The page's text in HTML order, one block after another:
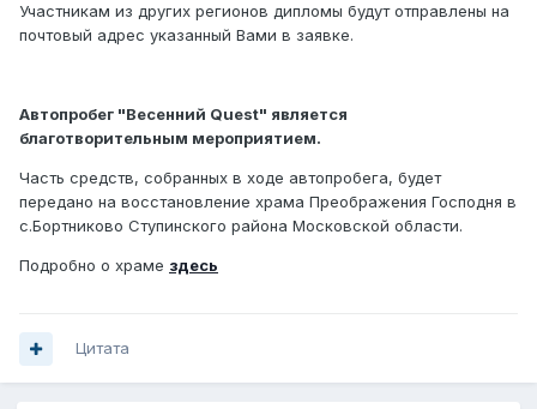
Участникам из других регионов дипломы будут отправлены на
почтовый адрес указанный Вами в заявке.
Автопробег "Весенний Quest" является
благотворительным мероприятием.
Часть средств, собранных в ходе автопробега, будет
передано на восстановление храма Преображения Господня в
с.Бортниково Ступинского района Московской области.
Подробно о храме здесь
Цитата